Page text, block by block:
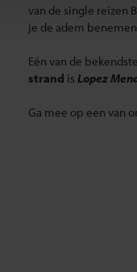
van de single reizen
je de adem
Eén van de
strand is Lopez
Ga mee op een van